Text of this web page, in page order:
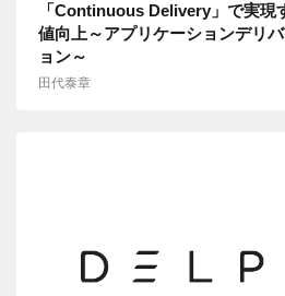
「Continuous Delivery」で実現
値向上～アプリケーションデリ
ョン～
田代泰章